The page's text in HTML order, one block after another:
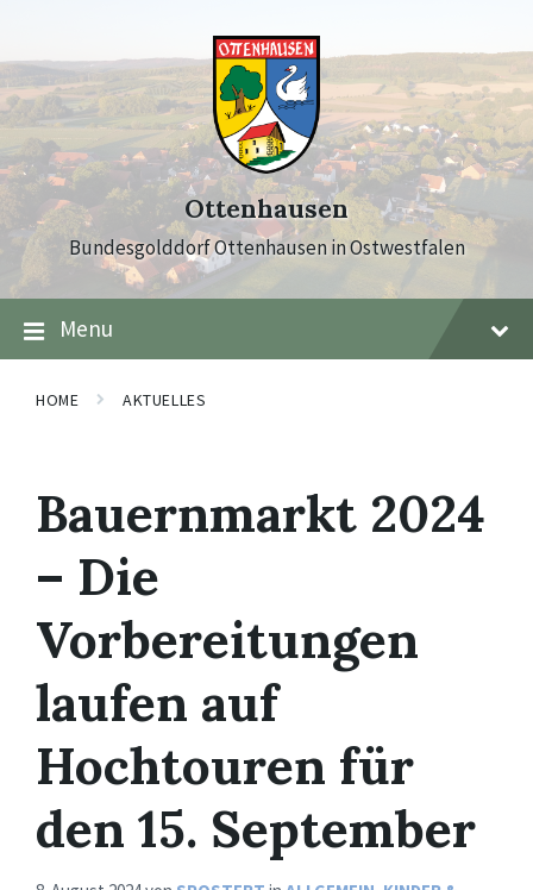
content
main
navigation
footer
Ottenhausen
Bundesgolddorf Ottenhausen in Ostwestfalen
Menu
HOME AKTUELLES
Bauernmarkt 2024
– Die
Vorbereitungen
laufen auf
Hochtouren für
den 15. September